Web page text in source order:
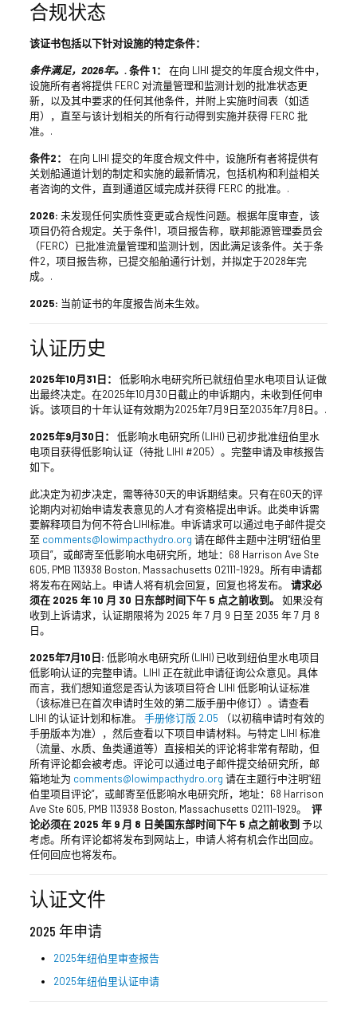
合规状态
该证书包括以下针对设施的特定条件：
条件满足，2026年。.条件 1：
在向 LIHI 提交的年度合规文件中，
设施所有者将提供 FERC 对流量管理和监测计划的批准状态更
新，以及其中要求的任何其他条件，并附上实施时间表（如适
用），直至与该计划相关的所有行动得到实施并获得 FERC 批
准。.
条件2：
在向 LIHI 提交的年度合规文件中，设施所有者将提供有
关划船通道计划的制定和实施的最新情况，包括机构和利益相关
者咨询的文件，直到通道区域完成并获得 FERC 的批准。.
2026: 未发现任何实质性变更或合规性问题。根据年度审查，该
项目仍符合规定。关于条件1，项目报告称，联邦能源管理委员会
（FERC）已批准流量管理和监测计划，因此满足该条件。关于条
件2，项目报告称，已提交船舶通行计划，并拟定于2028年完
成。.
2025: 当前证书的年度报告尚未生效。
认证历史
2025年10月31日：
低影响水电研究所已就纽伯里水电项目认证做
出最终决定。在2025年10月30日截止的申诉期内，未收到任何申
诉。该项目的十年认证有效期为2025年7月9日至2035年7月8日。.
2025年9月30日：
低影响水电研究所 (LIHI) 已初步批准纽伯里水
电项目获得低影响认证（待批 LIHI #205）。完整申请及审核报告
如下。
此决定为初步决定，需等待30天的申诉期结束。只有在60天的评
论期内对初始申请发表意见的人才有资格提出申诉。此类申诉需
要解释项目为何不符合LIHI标准。申诉请求可以通过电子邮件提交
至 comments@lowimpacthydro.org 请在邮件主题中注明“纽伯里
项目”，或邮寄至低影响水电研究所，地址：68 Harrison Ave Ste
605, PMB 113938 Boston, Massachusetts 02111-1929。所有申请都
将发布在网站上。申请人将有机会回复，回复也将发布。 请求必
须在 2025 年 10 月 30 日东部时间下午 5 点之前收到。 如果没有
收到上诉请求，认证期限将为 2025 年 7 月 9 日至 2035 年 7 月 8
日。
2025年7月10日: 低影响水电研究所 (LIHI) 已收到纽伯里水电项目
低影响认证的完整申请。LIHI 正在就此申请征询公众意见。具体
而言，我们想知道您是否认为该项目符合 LIHI 低影响认证标准
（该标准已在首次申请时生效的第二版手册中修订）。请查看
LIHI 的认证计划和标准。 手册修订版 2.05 （以初稿申请时有效的
手册版本为准），然后查看以下项目申请材料。与特定 LIHI 标准
（流量、水质、鱼类通道等）直接相关的评论将非常有帮助，但
所有评论都会被考虑。评论可以通过电子邮件提交给研究所，邮
箱地址为 comments@lowimpacthydro.org 请在主题行中注明“纽
伯里项目评论”，或邮寄至低影响水电研究所，地址：68 Harrison
Ave Ste 605, PMB 113938 Boston, Massachusetts 02111-1929。 评
论必须在 2025 年 9 月 8 日美国东部时间下午 5 点之前收到 予以
考虑。所有评论都将发布到网站上，申请人将有机会作出回应。
任何回应也将发布。
认证文件
2025 年申请
2025年纽伯里审查报告
2025年纽伯里认证申请